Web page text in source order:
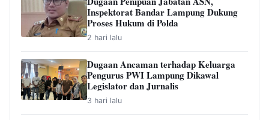
Inspektorat Bandar Lampung Dukung
Proses Hukum di Polda
2 hari lalu
Dugaan Ancaman terhadap Keluarga
Pengurus PWI Lampung Dikawal
Legislator dan Jurnalis
3 hari lalu